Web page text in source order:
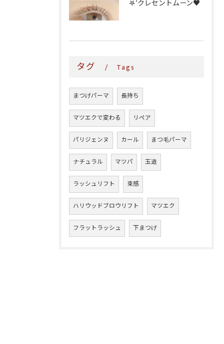
𖤐′クレセントムーン♥️
タグ Tags
まつげパーマ 長持ち
マツエクで変わる リペア
パリジェンヌ カール まつ毛パーマ
ナチュラル マツパ 玉造
ラッシュリフト 束感
ハリウッドブロウリフト マツエク
フラットラッシュ 下まつげ